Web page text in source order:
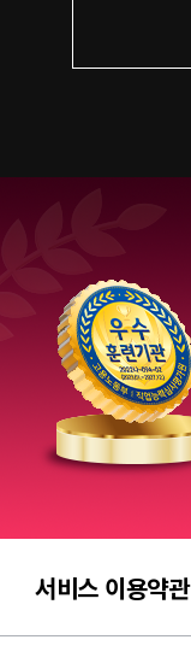
서비스 이용약관